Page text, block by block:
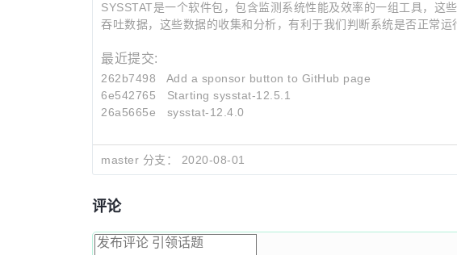
SYSSTAT是一个软件包，包含监测系统性能及效率的一组工具，这
吞吐数据，这些数据的收集和分析，有利于我们判断系统是否正常运
最近提交:
262b7498 Add a sponsor button to GitHub page
6e542765
Starting sysstat-12.5.1
26a5665e
sysstat-12.4.0
master 分支： 2020-08-01
评论